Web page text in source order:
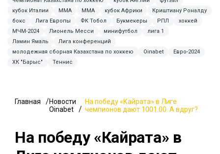
кубок Италии
ММА MMA кубок Африки
Криштиану Роналду
бокс
Лига Европы ФК Тобол Букмекеры РПЛ
хоккей
МЧМ-2024
Лионель Месси минифутбол
лига 1
Ламин Ямаль
Лига конференций
молодежная сборная Казахстана по хоккею
Oinabet
Евро-2024
ХК "Барыс"
Теннис
Главная
Новости
Oinabet
На победу «Кайрата» в Лиге
чемпионов дают 1001.00. А вдруг?
На победу «Кайрата» в